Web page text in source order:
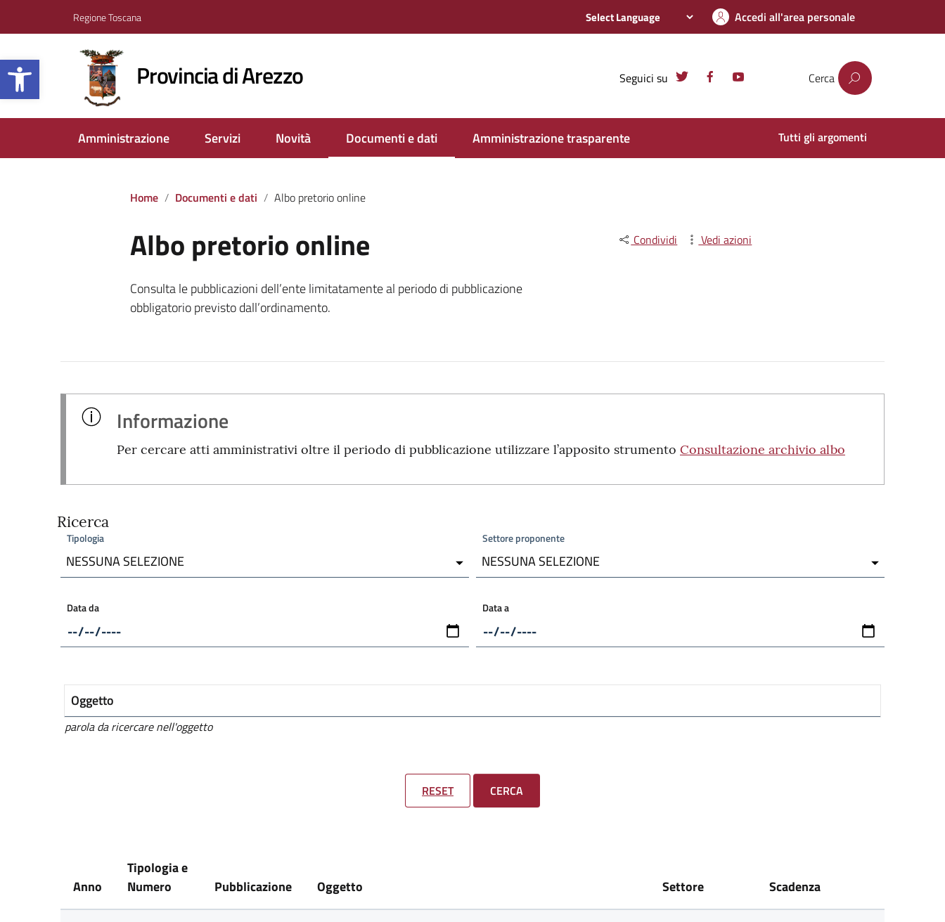
Apri la barra degli strumenti
Regione Toscana Accedi all'area personale
Provincia di Arezzo Seguici su Cerca
Amministrazione Servizi Novità Documenti e dati Amministrazione trasparente Tutti gli argomenti
Home Documenti e dati Albo pretorio online
Albo pretorio online
Consulta le pubblicazioni dell’ente limitatamente al periodo di pubblicazione
obbligatorio previsto dall’ordinamento.
Condividi Vedi azioni
Informazione
Per cercare atti amministrativi oltre il periodo di pubblicazione utilizzare l’apposito strumento Consultazione archivio albo
Ricerca
Tipologia
NESSUNA SELEZIONE
Settore proponente
NESSUNA SELEZIONE
Data da Data a
Oggetto
parola da ricercare nell'oggetto
RESET CERCA
Anno
Tipologia e
Numero
Pubblicazione Oggetto Settore Scadenza